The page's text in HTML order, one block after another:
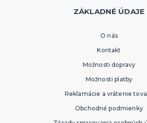
ZÁKLADNÉ ÚDAJE
O nás
Kontakt
Možnosti dopravy
Možnosti platby
Reklamácie a vrátenie
Obchodné podmienky